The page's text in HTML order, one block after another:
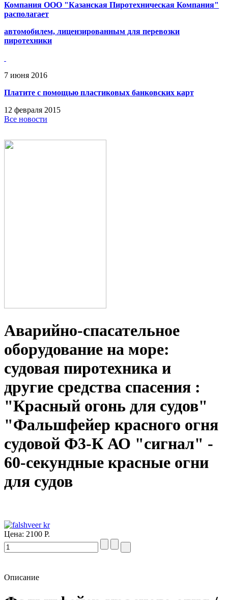
Компания ООО "Казанская Пиротехническая Компания"
располагает
автомобилем, лицензированным для перевозки
пиротехники
7 июня 2016
Платите с помощью пластиковых банковских карт
12 февраля 2015
Все новости
Аварийно-спасательное
оборудование на море:
судовая пиротехника и
другие средства спасения :
"Красный огонь для судов"
"Фальшфейер красного огня
судовой Ф3-К АО "сигнал" -
60-секундные красные огни
для судов
Цена: 2100 Р.
Описание